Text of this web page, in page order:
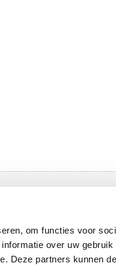
om functies voor
over uw gebruik
Deze partners kunnen